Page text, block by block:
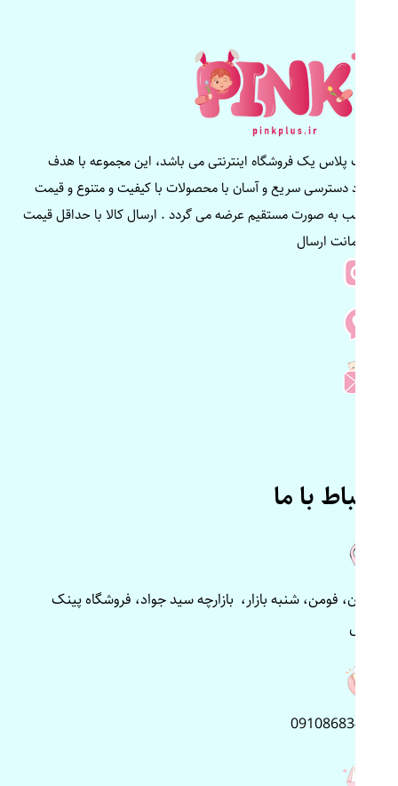
پینک پلاس یک فروشگاه اینترنتی می باشد، این مجموعه با هدف
ایجاد دسترسی سریع و آسان با محصولات با کیفیت و متنوع و قیمت
مناسب به صورت مستقیم عرضه می گردد . ارسال کالا با حداقل قیمت
و ضمانت ارسال
ارتباط با ما
گیلان، فومن، شنبه بازار، بازارچه سید جواد، فروشگاه پینک
پلاس
09108683499